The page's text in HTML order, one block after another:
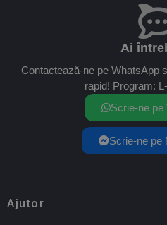
Ai
Contactează-ne pe WhatsApp
rapid! Program:
Scrie-ne pe
Scrie-ne pe
Ajutor